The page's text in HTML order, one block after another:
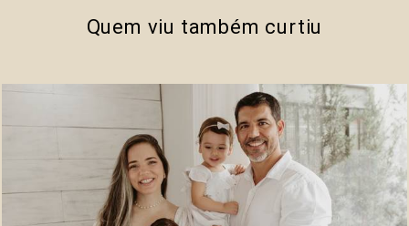
Quem viu também curtiu